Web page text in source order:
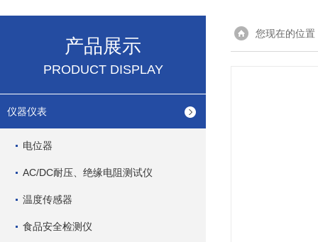
产品展示
PRODUCT DISPLAY
仪器仪表
电位器
AC/DC耐压、绝缘电阻测试仪
温度传感器
食品安全检测仪
您现在的位置